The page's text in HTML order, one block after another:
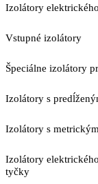
Izolátory
Vstupné izolátory
Špeciálne izolátory
Izolátory s
Izolátory s
Izolátory
tyčky